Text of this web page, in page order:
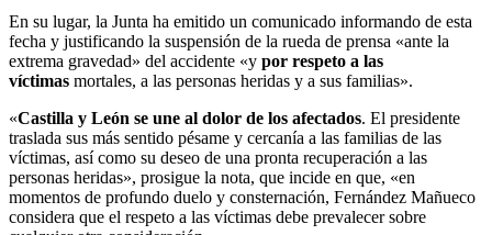
En su lugar, la Junta ha emitido un comunicado informando de esta
fecha y justificando la suspensión de la rueda de prensa «ante la
extrema gravedad» del accidente «y por respeto a las
víctimas mortales, a las personas heridas y a sus familias».
«Castilla y León se une al dolor de los afectados. El presidente
traslada sus más sentido pésame y cercanía a las familias de las
víctimas, así como su deseo de una pronta recuperación a las
personas heridas», prosigue la nota, que incide en que, «en
momentos de profundo duelo y consternación, Fernández Mañueco
considera que el respeto a las víctimas debe prevalecer sobre